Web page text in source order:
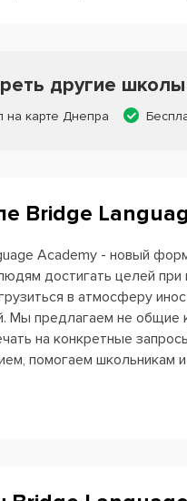
другие школы
на карте Днепра
Bridge
Academy - новый
достигать целей
в атмосферу
Мы предлагаем не общие
на конкретные
помогаем школьникам